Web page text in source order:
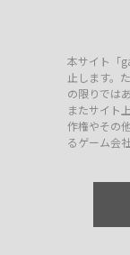
本サイト「
止します。
の限りでは
またサイト
作権やその
るゲーム会